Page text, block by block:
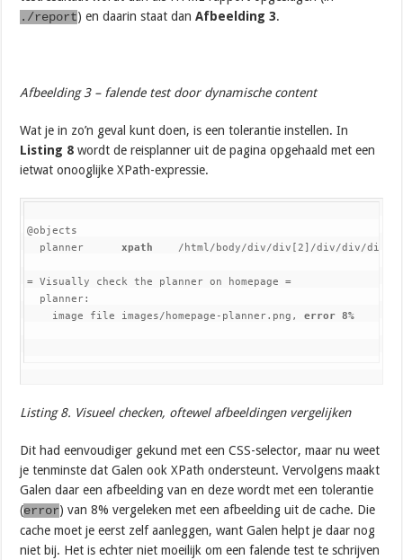
./report) en daarin staat danAfbeelding 3.
Afbeelding 3 – falende test door dynamische content
Wat je in zo’n geval kunt doen, is een tolerantie instellen. In
Listing 8 wordt de reisplanner uit de pagina opgehaald met een
ietwat onooglijke XPath-expressie.
@objects
  planner
xpath
    /html/body/div/div[2]/div/div/div
= Visually check the planner on homepage =
  planner:
    image file images/homepage-planner.png,
error 8%
Listing 8. Visueel checken, oftewel afbeeldingen vergelijken
Dit had eenvoudiger gekund met een CSS-selector, maar nu weet
je tenminste dat Galen ook XPath ondersteunt. Vervolgens maakt
Galen daar een afbeelding van en deze wordt met een tolerantie
(error) van 8% vergeleken met een afbeelding uit de cache. Die
cache moet je eerst zelf aanleggen, want Galen helpt je daar nog
niet bij. Het is echter niet moeilijk om een falende test te schrijven